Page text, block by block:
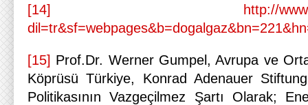
[14]
http://
[15] Prof.Dr. Werner Gumpel, Avrupa ve
Köprüsü Türkiye, Konrad Adenauer
Politikasının Vazgeçilmez Şartı Olarak;